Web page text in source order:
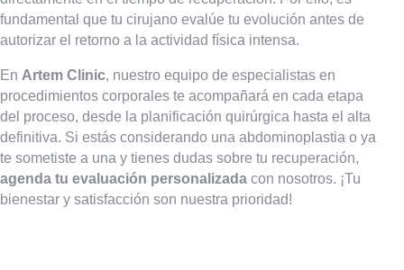
fundamental que tu cirujano evalúe tu evolución antes de
autorizar el retorno a la actividad física intensa.
En Artem Clinic, nuestro equipo de especialistas en
procedimientos corporales te acompañará en cada etapa
del proceso, desde la planificación quirúrgica hasta el alta
definitiva. Si estás considerando una abdominoplastia o ya
te sometiste a una y tienes dudas sobre tu recuperación,
agenda tu evaluación personalizada con nosotros. ¡Tu
bienestar y satisfacción son nuestra prioridad!